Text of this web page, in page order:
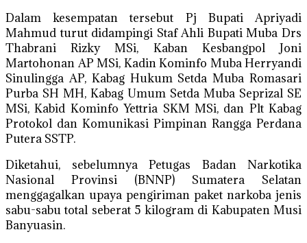
Dalam kesempatan tersebut Pj Bupati Apriyadi
Mahmud turut didampingi Staf Ahli Bupati Muba Drs
Thabrani Rizky MSi, Kaban Kesbangpol Joni
Martohonan AP MSi, Kadin Kominfo Muba Herryandi
Sinulingga AP, Kabag Hukum Setda Muba Romasari
Purba SH MH, Kabag Umum Setda Muba Seprizal SE
MSi, Kabid Kominfo Yettria SKM MSi, dan Plt Kabag
Protokol dan Komunikasi Pimpinan Rangga Perdana
Putera SSTP.
Diketahui, sebelumnya Petugas Badan Narkotika
Nasional Provinsi (BNNP) Sumatera Selatan
menggagalkan upaya pengiriman paket narkoba jenis
sabu-sabu total seberat 5 kilogram di Kabupaten Musi
Banyuasin.